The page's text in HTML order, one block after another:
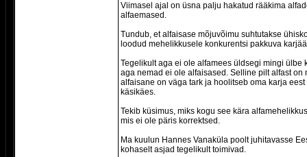
Viimasel ajal on üsna palju hakatud rääkima
alfaemased.
Tundub, et alfaisase mõjuvõimu suhtutakse
loodud mehelikkusele konkurentsi pakkuva
Tegelikult aga ei ole alfamees üldsegi mingi
aga nemad ei ole alfaisased. Selline pilt alfast
alfaisane on väga tark ja hoolitseb oma karja
käsikäes.
Tekib küsimus, miks kogu see kära
mis ei ole päris korrektsed.
Ma kuulun Hannes Vanaküla poolt juhitavasse
kohaselt asjad tegelikult toimivad.